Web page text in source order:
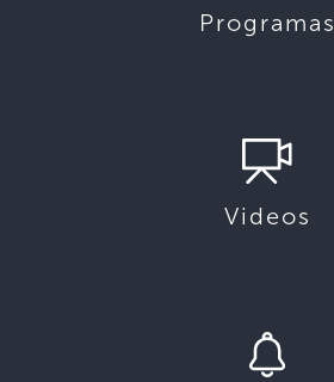
Programas
Videos